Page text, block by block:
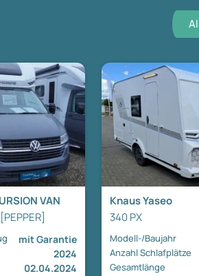
VAN
mit Garantie
2024
02.04.2024
Knaus Yaseo
340 PX
Modell-/Baujahr
Anzahl Schlafplätze
Gesamtlänge